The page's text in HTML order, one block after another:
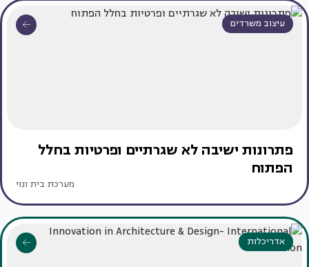
עיצוב משרדים
פתרונות ישיבה לא שגרתיים ופרטיות בחלל
הפתוח
מערכת בית ונוי
אדריכלות